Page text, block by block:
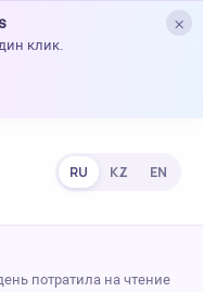
×
клик.
RU KZ EN
потратила на чтение